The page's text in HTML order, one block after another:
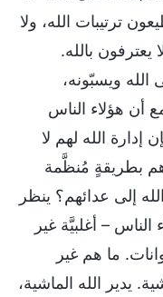
ترتيبات الله، ولا
بالله.
ويسبّونه،
أن هؤلاء الناس
إدارة الله لهم لا
بطريقةٍ مُنظَّمة
إلى عدائهم؟ ينظر
– أغلبيَّة غير
ما هم غير
يدير الله الماشية،